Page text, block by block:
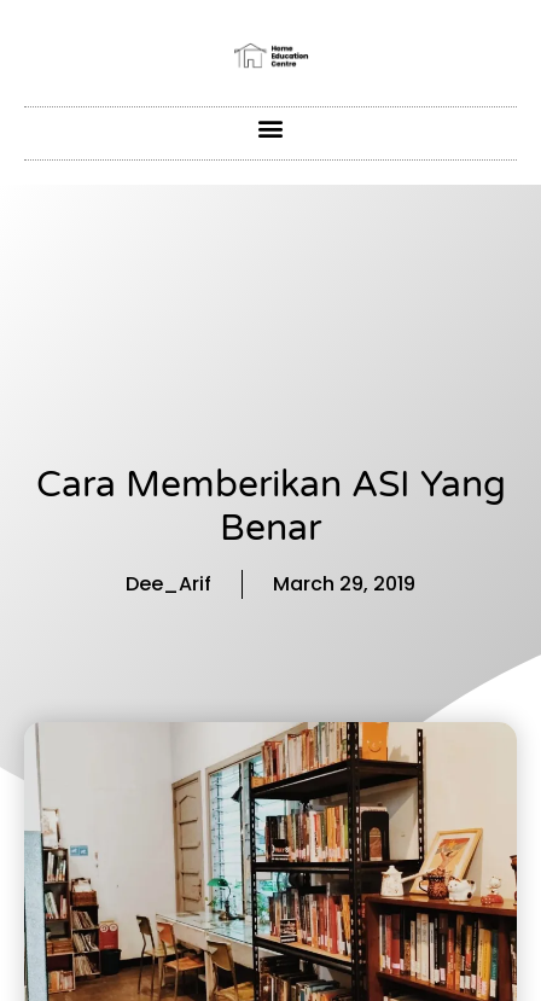
Cara Memberikan ASI Yang
Benar
Dee_Arif March 29, 2019